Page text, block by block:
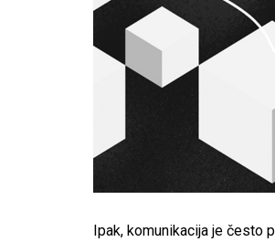
Ipak, komunikacija je često